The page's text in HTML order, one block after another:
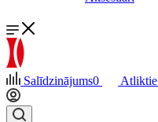
Salīdzinājums0 Atliktie